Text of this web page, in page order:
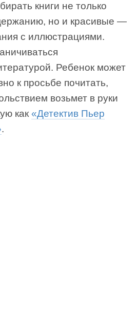
книги не только
но и красивые —
с иллюстрациями.
Ребенок может
к просьбе почитать,
возьмет в руки
как «Детектив Пьер
.